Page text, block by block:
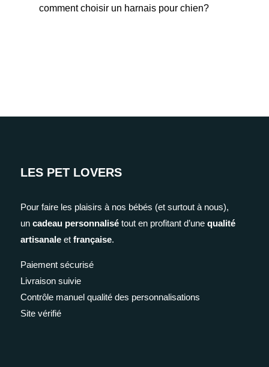
comment choisir un harnais pour chien?
LES PET LOVERS
Pour faire les plaisirs à nos bébés (et surtout à nous),
un cadeau personnalisétout en profitant d’une qualité
artisanaleet française.
Paiement sécurisé
Livraison suivie
Contrôle manuel qualité des personnalisations
Site vérifié